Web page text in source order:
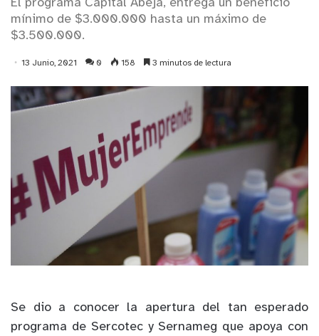
El programa Capital Abeja, entrega un beneficio
mínimo de $3.000.000 hasta un máximo de
$3.500.000.
13 Junio, 2021 0 158 3 minutos de lectura
Se dio a conocer la apertura del tan esperado
programa de Sercotec y Sernameg que apoya con